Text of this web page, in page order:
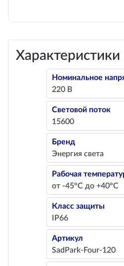
Характеристики
Номинальное
220 В
Световой поток
15600
Бренд
Энергия света
Рабочая
от -45°С до +40°С
Класс защиты
IP66
Артикул
SadPark-Four-120